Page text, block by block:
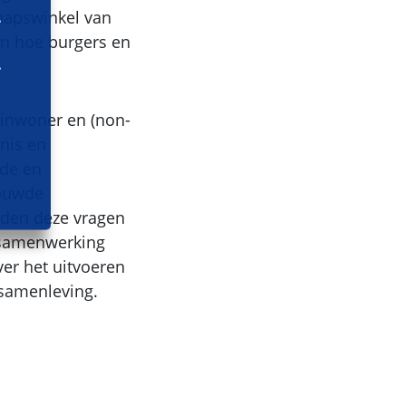
van
hoe burgers en
en (non-
en
en
deze vragen
het uitvoeren